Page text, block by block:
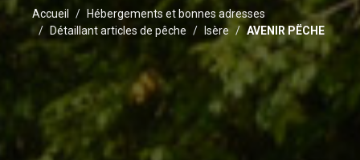
Accueil
Hébergements et bonnes adresses
Détaillant articles de pêche
Isère AVENIR PËCHE